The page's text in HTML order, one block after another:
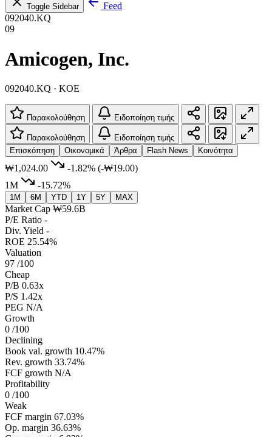
Toggle Sidebar
Feed
092040.KQ
09
Amicogen, Inc.
092040.KQ · KOE
Παρακολούθηση Ειδοποίηση τιμής
Παρακολούθηση
Ειδοποίηση τιμής
Επισκόπηση
Οικονομικά Άρθρα Flash News Κοινότητα
₩1,024.00 -1.82% (-₩19.00)
1M
-15.72%
1M 6M YTD 1Y 5Y MAX
Market Cap ₩59.6B
P/E Ratio -
Div. Yield -
ROE 25.54%
Valuation
97 /100
Cheap
P/B 0.63x
P/S 1.42x
PEG N/A
Growth
0 /100
Declining
Book val. growth 10.47%
Rev. growth 33.74%
FCF growth N/A
Profitability
0 /100
Weak
FCF margin 67.03%
Op. margin 36.63%